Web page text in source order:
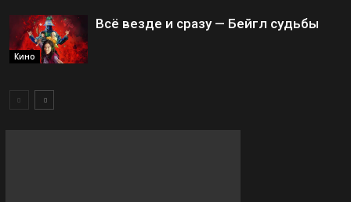
Кино
Всё везде и сразу — Бейгл судьбы